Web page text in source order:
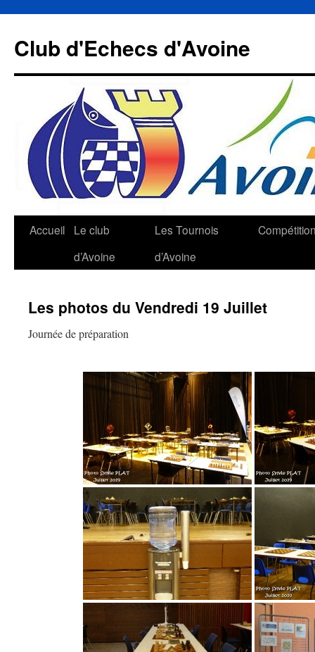
contenu
Club d'Echecs d'Avoine
Accueil
Le club
d’Avoine
Les Tournois
d’Avoine
Les photos du Vendredi 19 Juillet
Journée de préparation